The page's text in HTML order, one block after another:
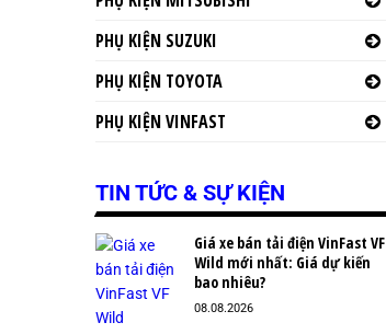
PHỤ KIỆN SUZUKI
PHỤ KIỆN TOYOTA
PHỤ KIỆN VINFAST
TIN TỨC & SỰ KIỆN
Giá xe bán tải điện VinFast VF
Wild mới nhất: Giá dự kiến
bao nhiêu?
08.08.2026